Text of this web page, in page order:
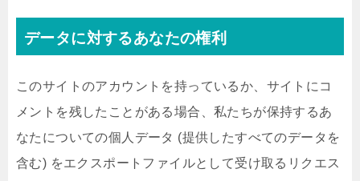
データに対するあなたの権利
このサイトのアカウントを持っているか、サイトにコ
メントを残したことがある場合、私たちが保持するあ
なたについての個人データ (提供したすべてのデータを
含む) をエクスポートファイルとして受け取るリクエス